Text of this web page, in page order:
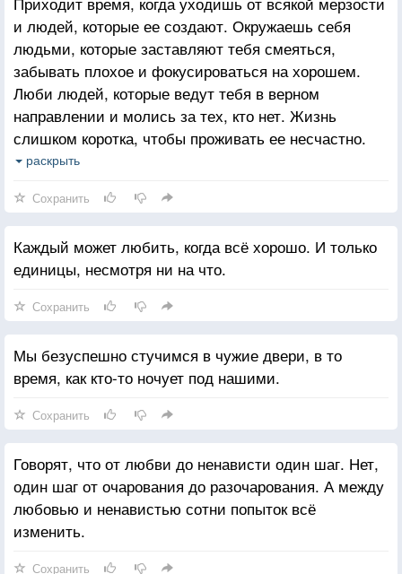
и людей, которые ее создают. Окружаешь себя
людьми, которые заставляют тебя смеяться,
забывать плохое и фокусироваться на хорошем.
Люби людей, которые ведут тебя в верном
направлении и молись за тех, кто нет. Жизнь
слишком коротка, чтобы проживать ее несчастно.
Падение - это часть жизни, но восстание - сама
раскрыть
Сохранить
Каждый может любить, когда всё хорошо. И только
единицы, несмотря ни на что.
Сохранить
Мы безуспешно стучимся в чужие двери, в то
время, как кто-то ночует под нашими.
Сохранить
Говорят, что от любви до ненависти один шаг. Нет,
один шаг от очарования до разочарования. А между
любовью и ненавистью сотни попыток всё
изменить.
Сохранить